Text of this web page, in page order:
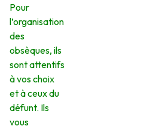
Pour
l’organisation
des
obsèques, ils
sont attentifs
à vos choix
et à ceux du
défunt. Ils
vous